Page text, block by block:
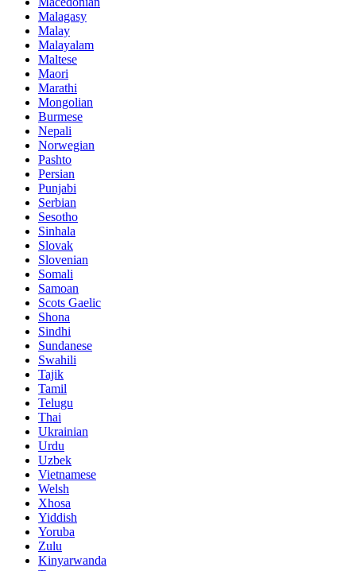
Malagasy
Malay
Malayalam
Maltese
Maori
Marathi
Mongolian
Burmese
Nepali
Norwegian
Pashto
Persian
Punjabi
Serbian
Sesotho
Sinhala
Slovak
Slovenian
Somali
Samoan
Scots Gaelic
Shona
Sindhi
Sundanese
Swahili
Tajik
Tamil
Telugu
Thai
Ukrainian
Urdu
Uzbek
Vietnamese
Welsh
Xhosa
Yiddish
Yoruba
Zulu
Kinyarwanda